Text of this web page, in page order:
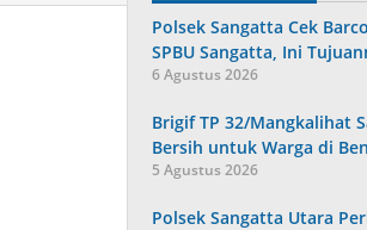
Polsek Sangatta Cek
SPBU Sangatta, Ini
6 Agustus 2026
Brigif TP 32/Mangkalihat
Bersih untuk Warga di
5 Agustus 2026
Polsek Sangatta Utara